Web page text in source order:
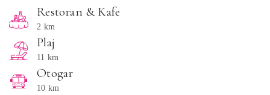
Restoran & Kafe
2 km
Plaj
11 km
Otogar
10 km